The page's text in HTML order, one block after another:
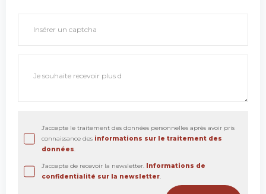
J'accepte le traitement des données personnelles après avoir pris
connaissance des informations sur le traitement des
données.
J'accepte de recevoir la newsletter.
Informations de
confidentialité sur la newsletter.